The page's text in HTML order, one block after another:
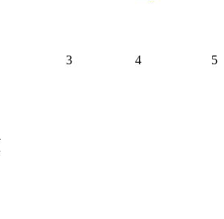
3 4 5